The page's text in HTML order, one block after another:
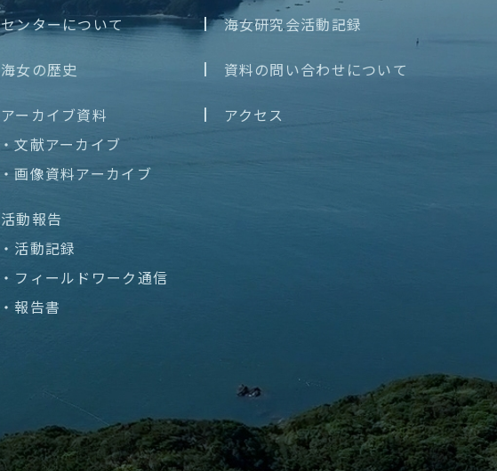
センターについて
海女の歴史
アーカイブ資料
・文献アーカイブ
・画像資料アーカイブ
活動報告
・活動記録
・フィールドワーク通信
・報告書
海女研究会活動記録
資料の問い合わせについて
アクセス